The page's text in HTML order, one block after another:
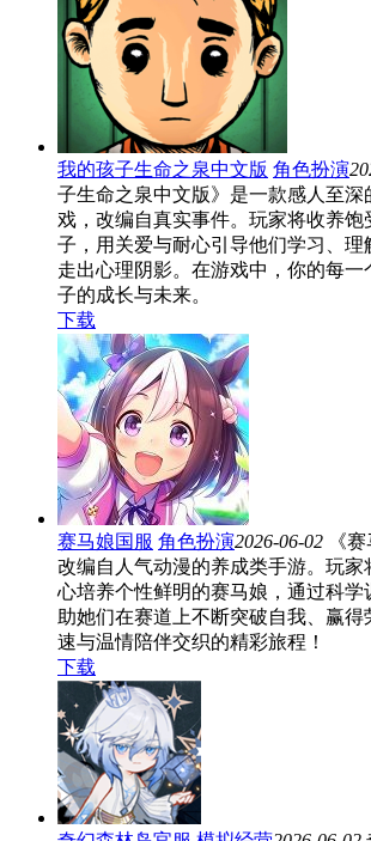
我的孩子生命之泉中文版 角色扮演
子生命之泉中文版》是一款感人至深
戏，改编自真实事件。玩家将收养饱
子，用关爱与耐心引导他们学习、理
走出心理阴影。在游戏中，你的每一
子的成长与未来。
下载
赛马娘国服 角色扮演2026-06-02
《
改编自人气动漫的养成类手游。玩家
心培养个性鲜明的赛马娘，通过科学
助她们在赛道上不断突破自我、赢
速与温情陪伴交织的精彩旅程！
下载